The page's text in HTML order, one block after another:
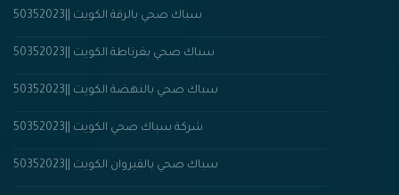
سباك صحي بالرقة الكويت ||50352023
سباك صحي بغرناطة الكويت ||50352023
سباك صحي بالنهضة الكويت ||50352023
شركة سباك صحي الكويت ||50352023
سباك صحي بالقيروان الكويت ||50352023